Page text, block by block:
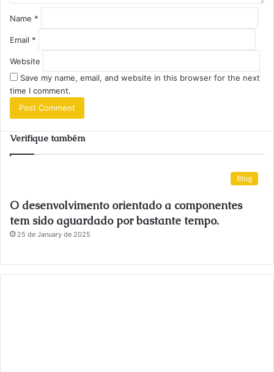
Name *
Email *
Website
Save my name, email, and website in this browser for the next
time I comment.
Verifique também
Blog
O desenvolvimento orientado a componentes
tem sido aguardado por bastante tempo.
25 de January de 2025